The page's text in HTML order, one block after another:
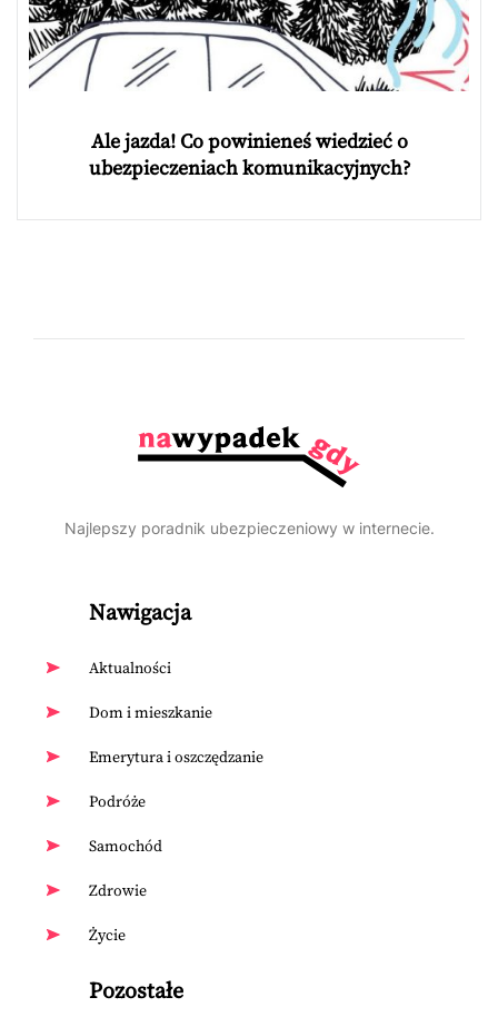
Ale jazda! Co powinieneś wiedzieć o
ubezpieczeniach komunikacyjnych?
Najlepszy poradnik ubezpieczeniowy w internecie.
Nawigacja
Aktualności
Dom i mieszkanie
Emerytura i oszczędzanie
Podróże
Samochód
Zdrowie
Życie
Pozostałe